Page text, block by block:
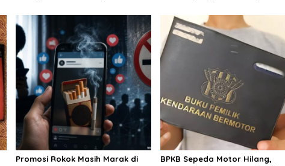
Irhamni: Jadi Referensi
Memperkuat Strategi Penindakan
Pengganti
Promosi Rokok Masih Marak di
BPKB Sepeda Motor Hilang,